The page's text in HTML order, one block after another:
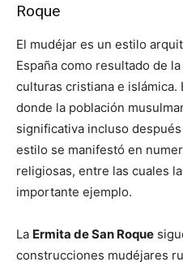
Roque
El mudéjar es un estilo
España como resultado de
culturas cristiana e islámica.
donde la población
significativa incluso
estilo se manifestó en
religiosas, entre las cuales
importante ejemplo.
La Ermita de San Roque
construcciones mudéjares